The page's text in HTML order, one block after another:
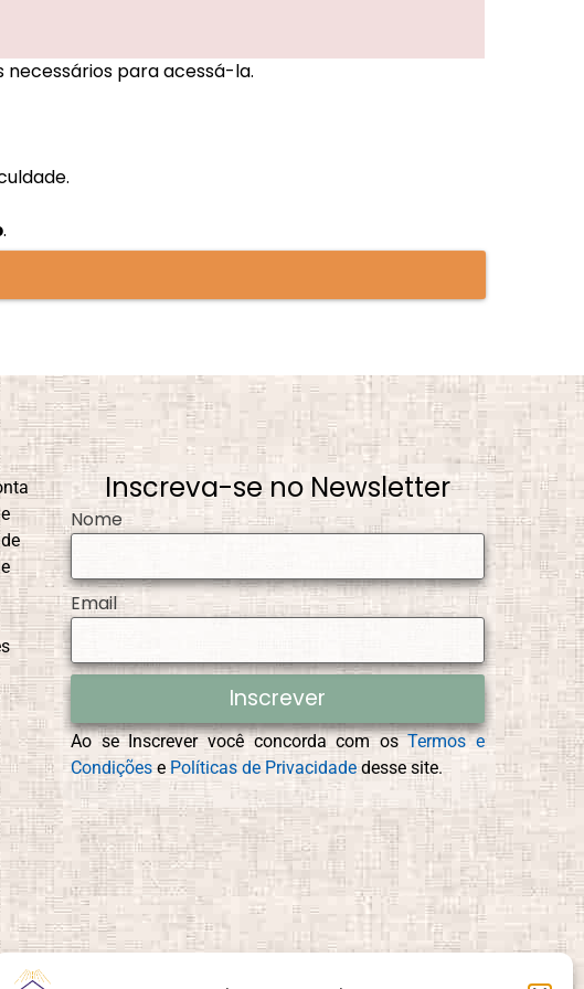
para acessá-la.
.
Inscreva-se no Newsletter
Nome
Email
Inscrever
Ao se Inscrever você concorda com osTermos e
Condições e Políticas de Privacidade desse site.